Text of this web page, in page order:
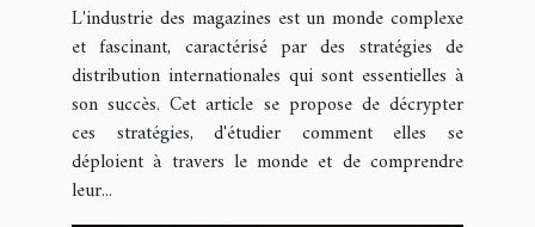
L'industrie des magazines est un monde complexe
et fascinant, caractérisé par des stratégies de
distribution internationales qui sont essentielles à
son succès. Cet article se propose de décrypter
ces stratégies, d'étudier comment elles se
déploient à travers le monde et de comprendre
leur...